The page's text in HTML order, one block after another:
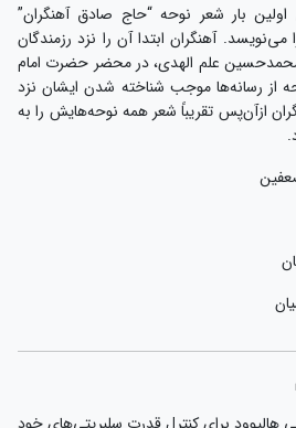
اولین بار شعر نوحه “حاج صادق آهنگران”
آهنگران ابتدا آن را نزد رزمندگان
علم الهدی، در محضر حضرت امام
از رسانه‌ها موجب شناخته شدن ایشان نزد
ازآن‌پس تقریباً شعر همه نوحه‌هایش را به